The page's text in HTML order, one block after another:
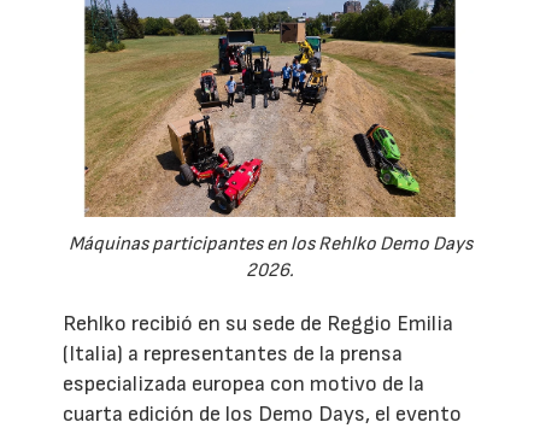
Máquinas participantes en los Rehlko Demo Days
2026.
Rehlko recibió en su sede de Reggio Emilia
(Italia) a representantes de la prensa
especializada europea con motivo de la
cuarta edición de los Demo Days, el evento